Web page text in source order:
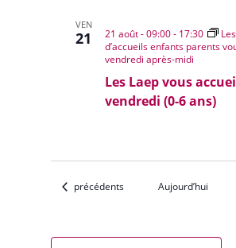
VEN
21
Les Laep vous
vendredi (0-6 ans)
21 août - 09:00- 17:30
d’accueils enfants parents
vendredi après-midi
Évènements
précédents Aujourd’hui